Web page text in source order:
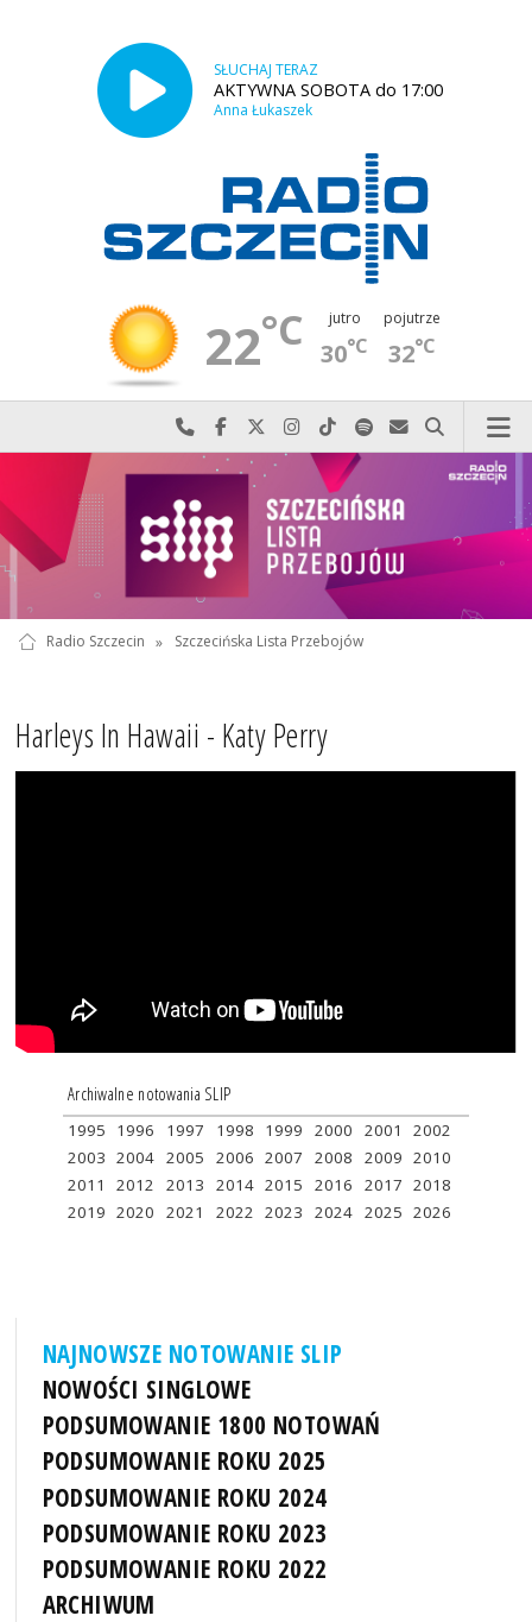
SŁUCHAJ TERAZ
AKTYWNA SOBOTA do 17:00
Anna Łukaszek
22°C jutro
30°C
pojutrze
32°C
Najlepiej po prostu do nas zadzwoń
Odwiedź nas na Facebook-u
Odwiedź nas na X
Odwiedź nas na Instagram-ie
Odwiedź nas na TikTok-u
Szukaj nas na Spotify
Wyślij do nas
Szukaj
Radio Szczecin » Szczecińska Lista Przebojów
Harleys In Hawaii - Katy Perry
Archiwalne notowania SLIP
1995 1996 1997 1998 1999 2000 2001
2002
2003 2004 2005 2006 2007 2008 2009 2010
2011
2012 2013 2014 2015 2016 2017 2018
2019 2020 2021 2022 2023 2024 2025 2026
NAJNOWSZE NOTOWANIE SLIP
NOWOŚCI SINGLOWE
PODSUMOWANIE 1800 NOTOWAŃ
PODSUMOWANIE ROKU 2025
PODSUMOWANIE ROKU 2024
PODSUMOWANIE ROKU 2023
PODSUMOWANIE ROKU 2022
ARCHIWUM